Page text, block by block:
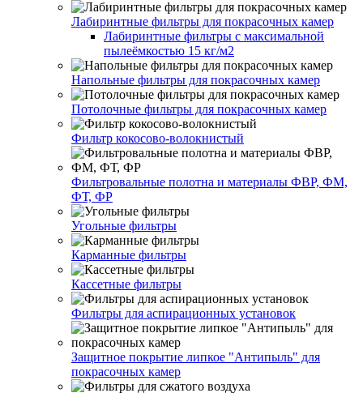
Лабиринтные фильтры для покрасочных камер
Лабиринтные фильтры с максимальной
пылеёмкостью 15 кг/м2
Напольные фильтры для покрасочных камер
Потолочные фильтры для покрасочных камер
Фильтр кокосово-волокнистый
Фильтровальные полотна и материалы ФВР, ФМ,
ФТ, ФР
Угольные фильтры
Карманные фильтры
Кассетные фильтры
Фильтры для аспирационных установок
Защитное покрытие липкое "Антипыль" для
покрасочных камер